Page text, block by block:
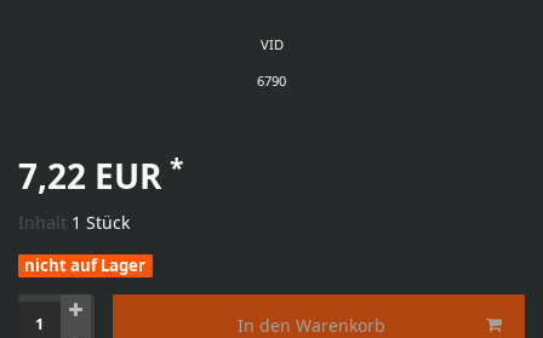
VID
6790
7,22 EUR *
Inhalt 1 Stück
nicht auf Lager
In den Warenkorb